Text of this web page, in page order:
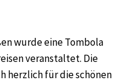
wurde eine Tombola
veranstaltet. Die
herzlich für die schönen